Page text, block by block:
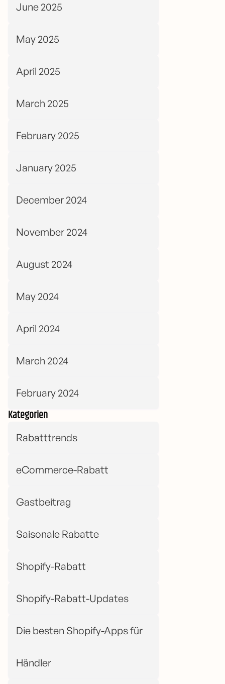
June 2025
May 2025
April 2025
March 2025
February 2025
January 2025
December 2024
November 2024
August 2024
May 2024
April 2024
March 2024
February 2024
Kategorien
Rabatttrends
eCommerce-Rabatt
Gastbeitrag
Saisonale Rabatte
Shopify-Rabatt
Shopify-Rabatt-Updates
Die besten Shopify-Apps für
Händler